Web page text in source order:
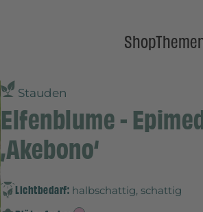
Shop
Stauden
Elfenblume -
‚Akebono‘
Lichtbedarf: halbschattig, schattig